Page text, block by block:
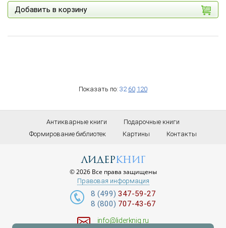
Добавить в корзину
Показать по: 32 60 120
Антикварные книги
Подарочные книги
Формирование библиотек
Картины Контакты
лидеркниг
© 2026 Все права защищены
Правовая информация
8 (499) 347-59-27
8 (800) 707-43-67
info@liderknig.ru